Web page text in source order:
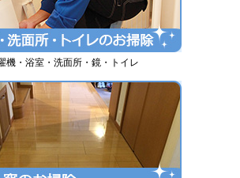
機・浴室・洗面所・鏡・トイレ